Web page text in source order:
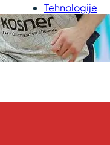
Tehnologije